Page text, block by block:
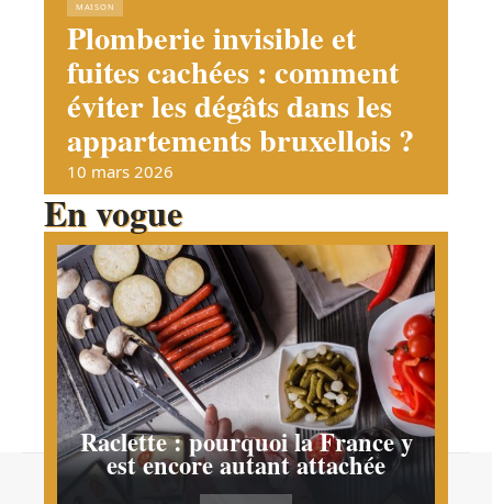
MAISON
Plomberie invisible et
fuites cachées : comment
éviter les dégâts dans les
appartements bruxellois ?
10 mars 2026
En vogue
Raclette : pourquoi la France y
est encore autant attachée